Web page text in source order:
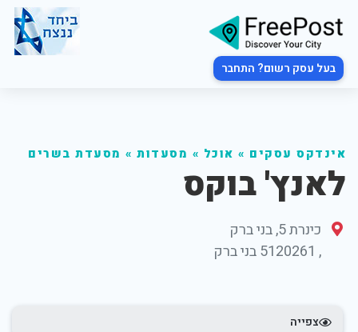
בעל עסק רשום? התחבר
אינדקס עסקים » אוכל » מסעדות » מסעדת בשרים
לאנץ' בוקס
כינרת 5, בני ברק
,
5120261 בני ברק
צפייה